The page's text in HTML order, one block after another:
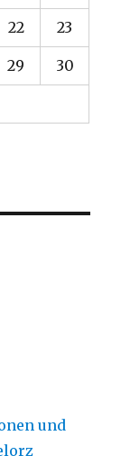
22 23
29 30
und